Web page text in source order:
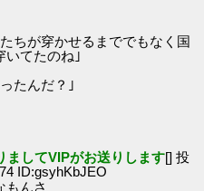
ちが穿かせるまででもなく国
いてたのね｣
たんだ？｣
ましてVIPがお送りします[] 投
ID:gsyhKbJEO
もんさ